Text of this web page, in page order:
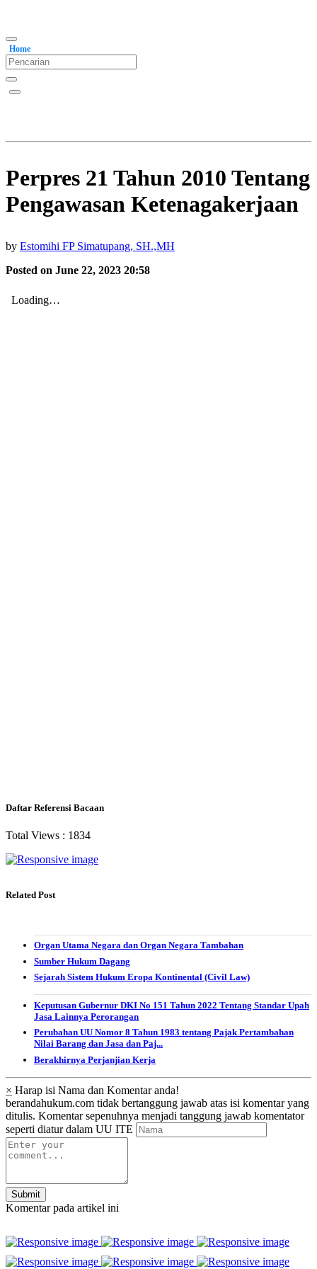
Home
Perpres 21 Tahun 2010 Tentang
Pengawasan Ketenagakerjaan
by Estomihi FP Simatupang, SH.,MH
Posted on June 22, 2023 20:58
Daftar Referensi Bacaan
Total Views : 1834
Related Post
Organ Utama Negara dan Organ Negara Tambahan
Sumber Hukum Dagang
Sejarah Sistem Hukum Eropa Kontinental (Civil Law)
Keputusan Gubernur DKI No 151 Tahun 2022 Tentang Standar Upah
Jasa Lainnya Perorangan
Perubahan UU Nomor 8 Tahun 1983 tentang Pajak Pertambahan
Nilai Barang dan Jasa dan Paj...
Berakhirnya Perjanjian Kerja
× Harap isi Nama dan Komentar anda!
berandahukum.com tidak bertanggung jawab atas isi komentar yang
ditulis. Komentar sepenuhnya menjadi tanggung jawab komentator
seperti diatur dalam UU ITE
Submit
Komentar pada artikel ini